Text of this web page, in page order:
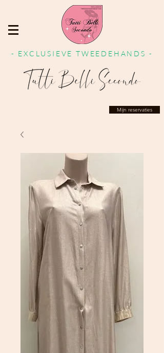
- EXCLUSIEVE TWEEDEHANDS -
Mijn reservaties